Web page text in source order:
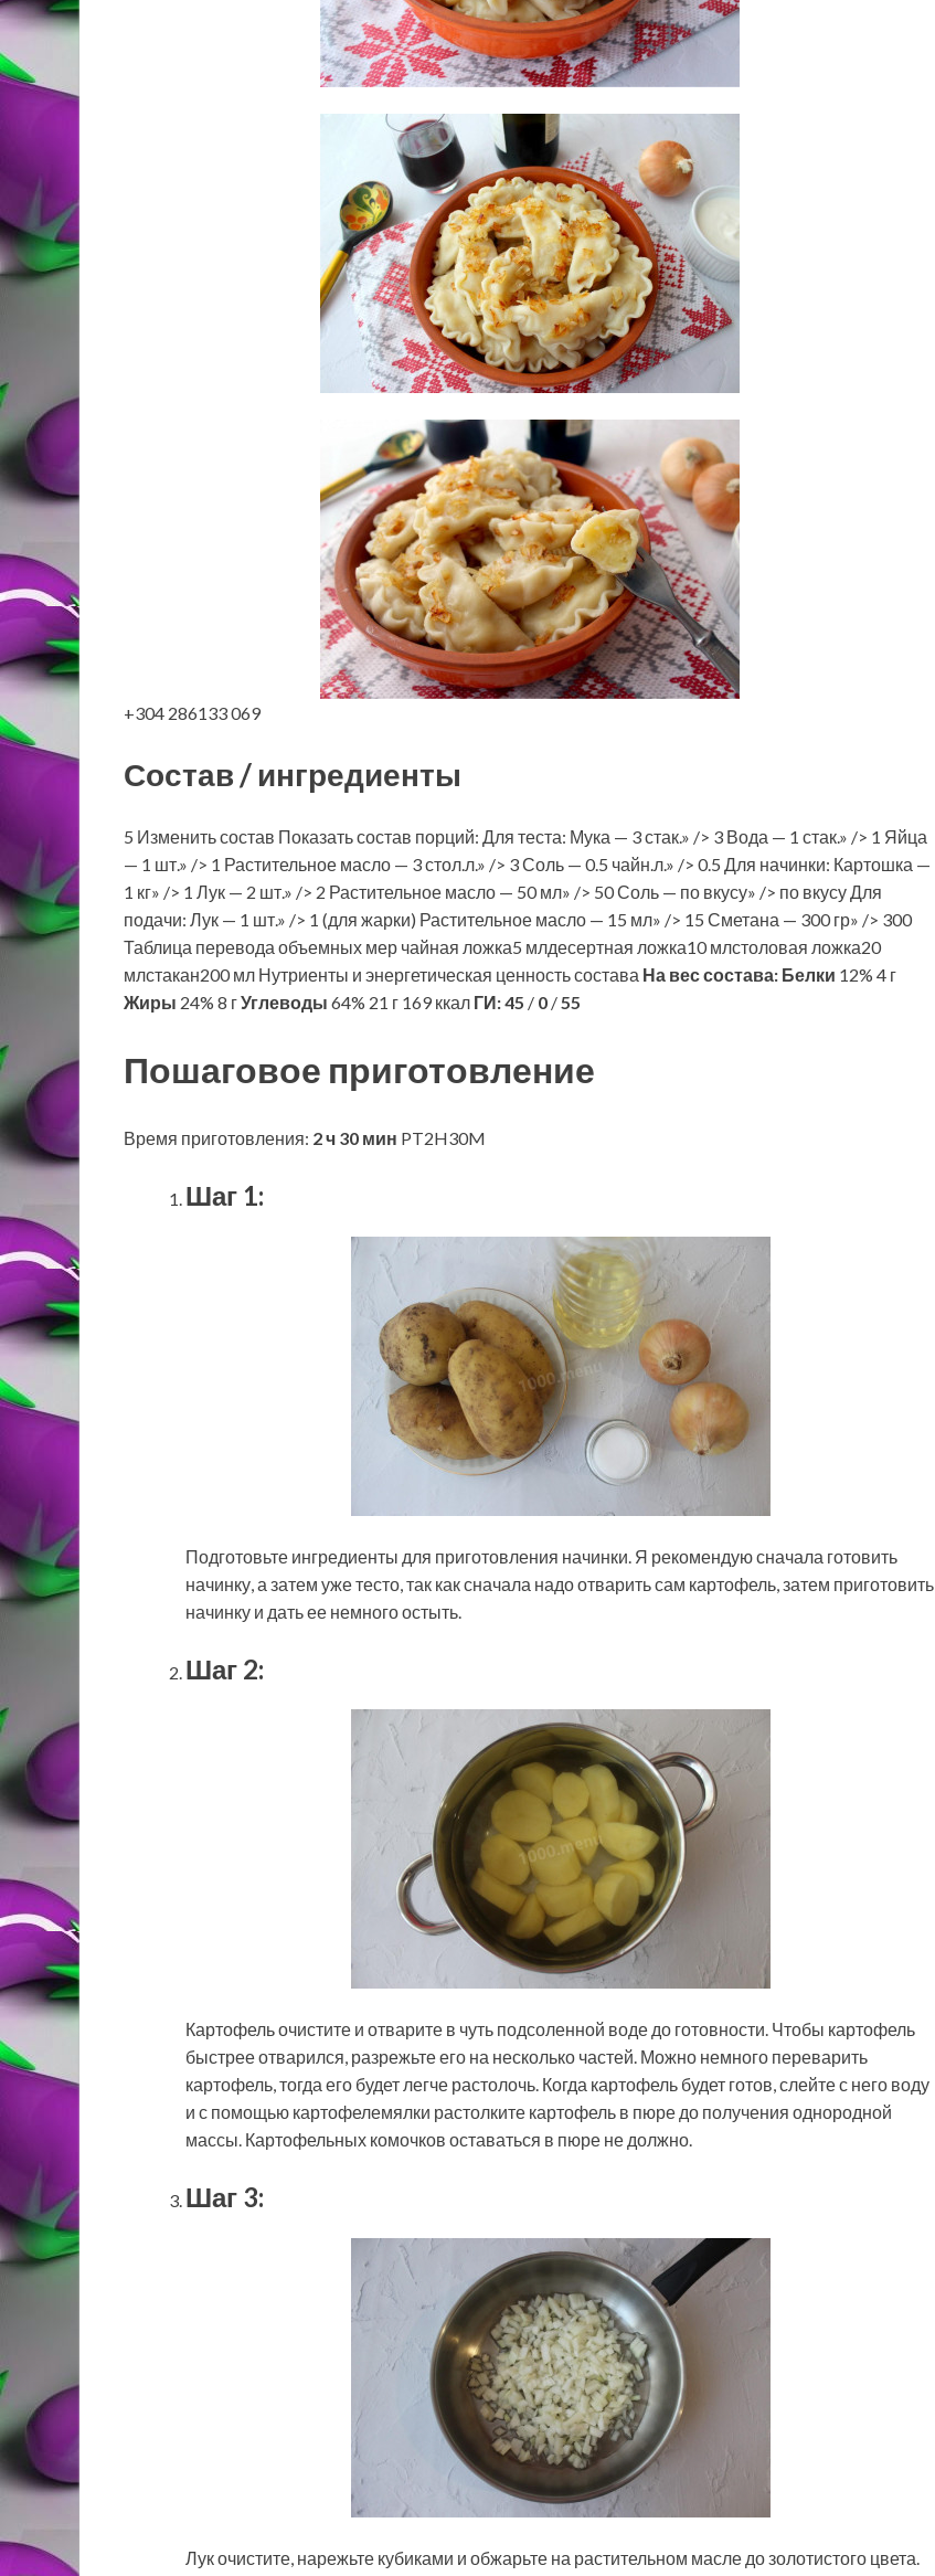
+304 286133 069
Состав / ингредиенты
5 Изменить состав Показать состав порций: Для теста: Мука — 3 стак.» /> 3 Вода — 1 стак.» /> 1 Яйца
— 1 шт.» /> 1 Растительное масло — 3 стол.л.» /> 3 Соль — 0.5 чайн.л.» /> 0.5 Для начинки: Картошка —
1 кг» /> 1 Лук — 2 шт.» /> 2 Растительное масло — 50 мл» /> 50 Соль — по вкусу» /> по вкусу Для
подачи: Лук — 1 шт.» /> 1 (для жарки) Растительное масло — 15 мл» /> 15 Сметана — 300 гр» /> 300
Таблица перевода объемных мер чайная ложка5 млдесертная ложка10 млстоловая ложка20
млстакан200 мл Нутриенты и энергетическая ценность состава На вес состава: Белки 12% 4 г
Жиры 24% 8 гУглеводы 64% 21 г 169 ккал ГИ:45 / 0 / 55
Пошаговое приготовление
Время приготовления: 2 ч 30 мин PT2H30M
Шаг 1:
Подготовьте ингредиенты для приготовления начинки. Я рекомендую сначала готовить
начинку, а затем уже тесто, так как сначала надо отварить сам картофель, затем приготовить
начинку и дать ее немного остыть.
Шаг 2:
Картофель очистите и отварите в чуть подсоленной воде до готовности. Чтобы картофель
быстрее отварился, разрежьте его на несколько частей. Можно немного переварить
картофель, тогда его будет легче растолочь. Когда картофель будет готов, слейте с него воду
и с помощью картофелемялки растолките картофель в пюре до получения однородной
массы. Картофельных комочков оставаться в пюре не должно.
Шаг 3:
Лук очистите, нарежьте кубиками и обжарьте на растительном масле до золотистого цвета.